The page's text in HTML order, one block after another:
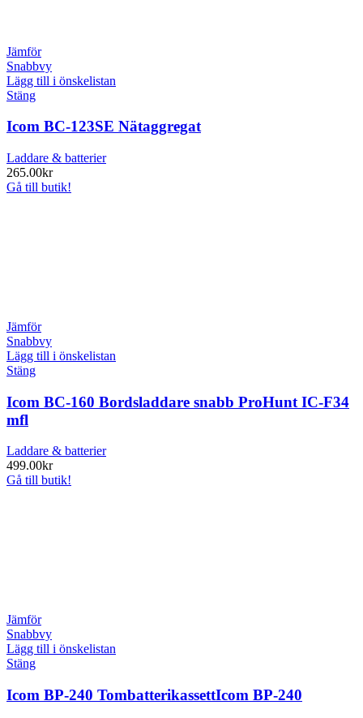
Jämför
Snabbvy
Lägg till i önskelistan
Stäng
Icom BC-123SE Nätaggregat
Laddare & batterier
265.00kr
Gå till butik!
Jämför
Snabbvy
Lägg till i önskelistan
Stäng
Icom BC-160 Bordsladdare snabb ProHunt IC-F34
mfl
Laddare & batterier
499.00kr
Gå till butik!
Jämför
Snabbvy
Lägg till i önskelistan
Stäng
Icom BP-240 TombatterikassettIcom BP-240